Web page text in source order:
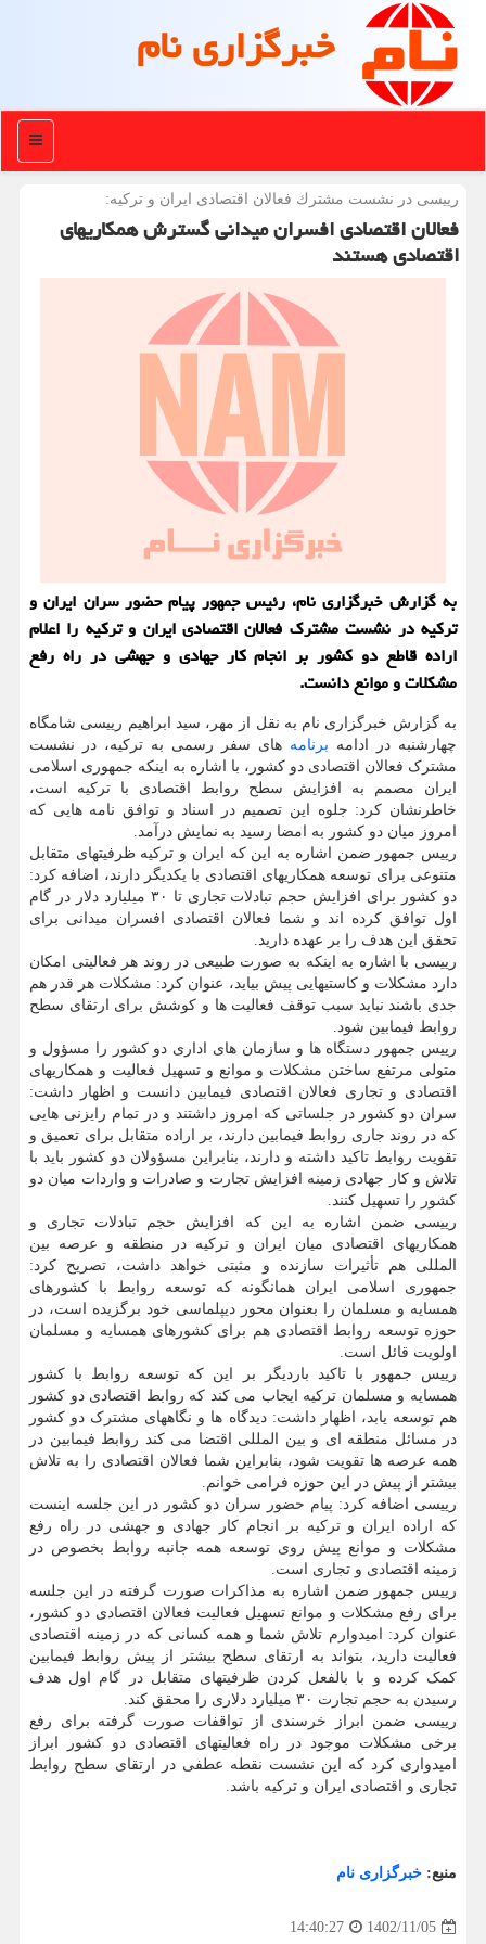
خبرگزاری نام
منو
رییسی در نشست مشترك فعالان اقتصادی ایران و تركیه:
فعالان اقتصادی افسران میدانی گسترش همکاریهای
اقتصادی هستند
به گزارش خبرگزاری نام، رئیس جمهور پیام حضور سران ایران و
ترکیه در نشست مشترک فعالان اقتصادی ایران و ترکیه را اعلام
اراده قاطع دو کشور بر انجام کار جهادی و جهشی در راه رفع
مشکلات و موانع دانست.
به گزارش خبرگزاری نام به نقل از مهر، سید ابراهیم رییسی شامگاه
چهارشنبه در ادامه برنامه های سفر رسمی به ترکیه، در نشست
مشترک فعالان اقتصادی دو کشور، با اشاره به اینکه جمهوری اسلامی
ایران مصمم به افزایش سطح روابط اقتصادی با ترکیه است،
خاطرنشان کرد: جلوه این تصمیم در اسناد و توافق نامه هایی که
امروز میان دو کشور به امضا رسید به نمایش درآمد.
رییس جمهور ضمن اشاره به این که ایران و ترکیه ظرفیتهای متقابل
متنوعی برای توسعه همکاریهای اقتصادی با یکدیگر دارند، اضافه کرد:
دو کشور برای افزایش حجم تبادلات تجاری تا ۳۰ میلیارد دلار در گام
اول توافق کرده اند و شما فعالان اقتصادی افسران میدانی برای
تحقق این هدف را بر عهده دارید.
رییسی با اشاره به اینکه به صورت طبیعی در روند هر فعالیتی امکان
دارد مشکلات و کاستیهایی پیش بیاید، عنوان کرد: مشکلات هر قدر هم
جدی باشند نباید سبب توقف فعالیت ها و کوشش برای ارتقای سطح
روابط فیمابین شود.
رییس جمهور دستگاه ها و سازمان های اداری دو کشور را مسؤول و
متولی مرتفع ساختن مشکلات و موانع و تسهیل فعالیت و همکاریهای
اقتصادی و تجاری فعالان اقتصادی فیمابین دانست و اظهار داشت:
سران دو کشور در جلساتی که امروز داشتند و در تمام رایزنی هایی
که در روند جاری روابط فیمابین دارند، بر اراده متقابل برای تعمیق و
تقویت روابط تاکید داشته و دارند، بنابراین مسؤولان دو کشور باید با
تلاش و کار جهادی زمینه افزایش تجارت و صادرات و واردات میان دو
کشور را تسهیل کنند.
رییسی ضمن اشاره به این که افزایش حجم تبادلات تجاری و
همکاریهای اقتصادی میان ایران و ترکیه در منطقه و عرصه بین
المللی هم تأثیرات سازنده و مثبتی خواهد داشت، تصریح کرد:
جمهوری اسلامی ایران همانگونه که توسعه روابط با کشورهای
همسایه و مسلمان را بعنوان محور دیپلماسی خود برگزیده است، در
حوزه توسعه روابط اقتصادی هم برای کشورهای همسایه و مسلمان
اولویت قائل است.
رییس جمهور با تاکید باردیگر بر این که توسعه روابط با کشور
همسایه و مسلمان ترکیه ایجاب می کند که روابط اقتصادی دو کشور
هم توسعه یابد، اظهار داشت: دیدگاه ها و نگاههای مشترک دو کشور
در مسائل منطقه ای و بین المللی اقتضا می کند روابط فیمابین در
همه عرصه ها تقویت شود، بنابراین شما فعالان اقتصادی را به تلاش
بیشتر از پیش در این حوزه فرامی خوانم.
رییسی اضافه کرد: پیام حضور سران دو کشور در این جلسه اینست
که اراده ایران و ترکیه بر انجام کار جهادی و جهشی در راه رفع
مشکلات و موانع پیش روی توسعه همه جانبه روابط بخصوص در
زمینه اقتصادی و تجاری است.
رییس جمهور ضمن اشاره به مذاکرات صورت گرفته در این جلسه
برای رفع مشکلات و موانع تسهیل فعالیت فعالان اقتصادی دو کشور،
عنوان کرد: امیدوارم تلاش شما و همه کسانی که در زمینه اقتصادی
فعالیت دارید، بتواند به ارتقای سطح بیشتر از پیش روابط فیمابین
کمک کرده و با بالفعل کردن ظرفیتهای متقابل در گام اول هدف
رسیدن به حجم تجارت ۳۰ میلیارد دلاری را محقق کند.
رییسی ضمن ابراز خرسندی از تواقفات صورت گرفته برای رفع
برخی مشکلات موجود در راه فعالیتهای اقتصادی دو کشور ابراز
امیدواری کرد که این نشست نقطه عطفی در ارتقای سطح روابط
تجاری و اقتصادی ایران و ترکیه باشد.
منبع: خبرگزاری نام
1402/11/05
14:40:27